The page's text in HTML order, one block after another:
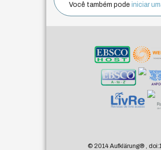
Você também podeiniciar
© 2014 Aufklärung®,